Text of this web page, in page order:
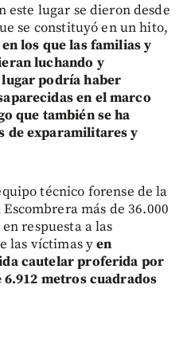
este lugar se dieron desde
se constituyó en un hito,
los que las familias y
luchando y
lugar podría haber
en el marco
que también se ha
de exparamilitares y
técnico forense de la
más de 36.000
respuesta a las
las víctimas yen
cautelar proferida por
6.912 metros cuadrados